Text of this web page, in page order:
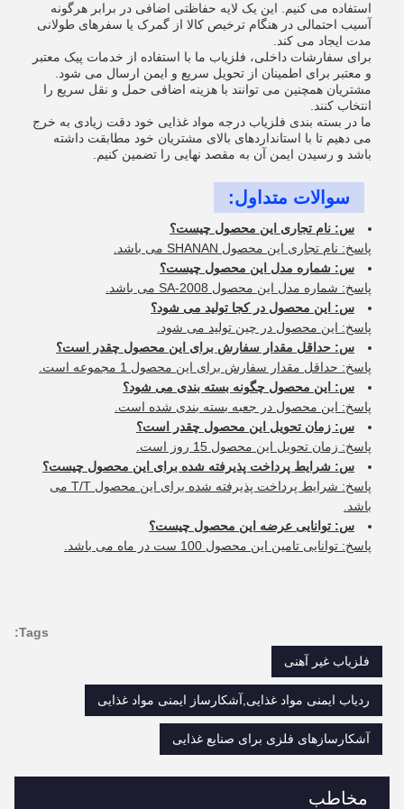
مخاطب
استفاده می کنیم. این یک لایه حفاظتی اضافی در برابر هرگونه
آسیب احتمالی در هنگام ترخیص کالا از گمرک یا سفرهای طولانی
مدت ایجاد می کند.
برای سفارشات داخلی، فلزیاب ما با استفاده از خدمات پیک معتبر
و معتبر برای اطمینان از تحویل سریع و ایمن ارسال می شود.
مشتریان همچنین می توانند با هزینه اضافی حمل و نقل سریع را
انتخاب کنند.
ما در بسته بندی فلزیاب درجه مواد غذایی خود دقت زیادی به خرج
می دهیم تا با استانداردهای بالای مشتریان خود مطابقت داشته
باشد و رسیدن ایمن آن به مقصد نهایی را تضمین کنیم.
سوالات متداول:
س: نام تجاری این محصول چیست؟
پاسخ: نام تجاری این محصول SHANAN می باشد.
س: شماره مدل این محصول چیست؟
پاسخ: شماره مدل این محصول SA-2008 می باشد.
س: این محصول در کجا تولید می شود؟
پاسخ: این محصول در چین تولید می شود.
س: حداقل مقدار سفارش برای این محصول چقدر است؟
پاسخ: حداقل مقدار سفارش برای این محصول 1 مجموعه است.
س: این محصول چگونه بسته بندی می شود؟
پاسخ: این محصول در جعبه بسته بندی شده است.
س: زمان تحویل این محصول چقدر است؟
پاسخ: زمان تحویل این محصول 15 روز است.
س: شرایط پرداخت پذیرفته شده برای این محصول چیست؟
پاسخ: شرایط پرداخت پذیرفته شده برای این محصول T/T می
باشد.
س: توانایی عرضه این محصول چیست؟
پاسخ: توانایی تامین این محصول 100 ست در ماه می باشد.
Tags:
فلزیاب غیر آهنی
ردیاب ایمنی مواد غذایی,آشکارساز ایمنی مواد غذایی
آشکارسازهای فلزی برای صنایع غذایی